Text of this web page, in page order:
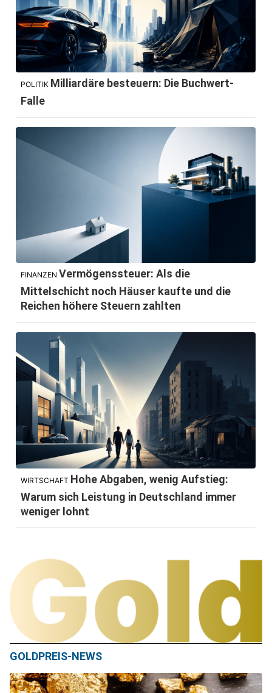
POLITIK Milliardäre besteuern: Die Buchwert-
Falle
FINANZEN Vermögenssteuer: Als die
Mittelschicht noch Häuser kaufte und die
Reichen höhere Steuern zahlten
WIRTSCHAFT Hohe Abgaben, wenig Aufstieg:
Warum sich Leistung in Deutschland immer
weniger lohnt
GOLDPREIS-NEWS